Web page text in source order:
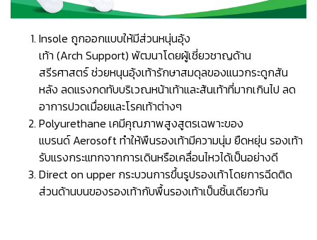
Insole ถูกออกแบบให้มีส่วนหนุ่นอุ้ง
เท้า (Arch Support) พัฒนาโดยผู้เชี่ยวชาญด้าน
สรีรศาสตร์ ช่วยหนุนอุ้งเท้ารักษาสมดุลของแนวกระดูกสัน
หลัง ลดแรงกดทับบริเวณหน้าเท้าและส้นเท้าที่มากเกินไป ลด
อาการปวดเมื่อยและโรคเท้าต่างๆ
Polyurethane เคมีคุณภาพสูงสูตรเฉพาะของ
แบรนด์ Aerosoft ทำให้พืนรองเท้ามีความนุ่ม ยืดหยุ่น รองเท้า
รับแรงกระแทกจากการเดินหรือเคลื่อนไหวได้เป็นอย่างดี
Direct on upper กระบวนการขึ้นรูปรองเท้าโดยการฉีดติด
ส่วนด้านบนของรองเท้ากับพื้นรองเท้าเป็นชิ้นเดียวกัน